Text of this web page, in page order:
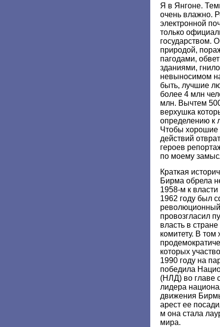
Я в Янгоне.
очень влажно.
электронной
только
государством.
природой,
пагодами,
зданиями,
невыносимом
быть, лучшие
более 4 млн
млн. Вычтем
верхушка
определению к
Чтобы хорошие
действий
героев
по моему
Краткая
Бирма обрела
1958-м к
1962 году был
революционный
провозгласил
власть в
комитету. В
которых
1990 году на
победила
(НЛД) во главе
лидера
движения
арест ее
м она стала
мира.